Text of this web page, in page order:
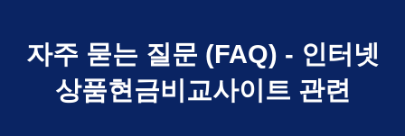
자주 묻는 질문 (FAQ) - 인터넷
상품현금비교사이트 관련